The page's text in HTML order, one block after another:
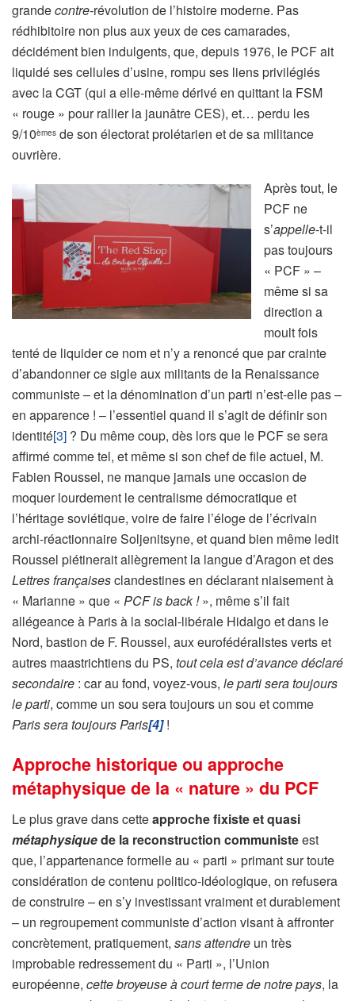
grandecontre-révolution de l’histoire moderne. Pas
rédhibitoire non plus aux yeux de ces camarades,
décidément bien indulgents, que, depuis 1976, le PCF ait
liquidé ses cellules d’usine, rompu ses liens privilégiés
avec la CGT (qui a elle-même dérivé en quittant la FSM
« rouge » pour rallier la jaunâtre CES), et… perdu les
9/10èmes de son électorat prolétarien et de sa militance
ouvrière.
Après tout, le
PCF ne
s’appelle-t-il
pas toujours
« PCF » –
même si sa
direction a
moult fois
tenté de liquider ce nom et n’y a renoncé que par crainte
d’abandonner ce sigle aux militants de la Renaissance
communiste – et la dénomination d’un parti n’est-elle pas –
en apparence ! – l’essentiel quand il s’agit de définir son
identité[3] ? Du même coup, dès lors que le PCF se sera
affirmé comme tel, et même si son chef de file actuel, M.
Fabien Roussel, ne manque jamais une occasion de
moquer lourdement le centralisme démocratique et
l’héritage soviétique, voire de faire l’éloge de l’écrivain
archi-réactionnaire Soljenitsyne, et quand bien même ledit
Roussel piétinerait allègrement la langue d’Aragon et des
Lettres françaisesclandestines en déclarant niaisement à
« Marianne » que « PCF is back !», même s’il fait
allégeance à Paris à la social-libérale Hidalgo et dans le
Nord, bastion de F. Roussel, aux eurofédéralistes verts et
autres maastrichtiens du PS, tout cela est d’avance déclaré
secondaire : car au fond, voyez-vous, le parti sera toujours
le parti, comme un sou sera toujours un sou et comme
Paris sera toujours Paris[4]!
Approche historique ou approche
métaphysique de la « nature » du PCF
Le plus grave dans cetteapproche fixiste et quasi
métaphysiquede la reconstruction communisteest
que, l’appartenance formelle au « parti » primant sur toute
considération de contenu politico-idéologique, on refusera
de construire – en s’y investissant vraiment et durablement
– un regroupement communiste d’action visant à affronter
concrètement, pratiquement, sans attendre un très
improbable redressement du « Parti », l’Union
européenne, cette broyeuse à court terme de notre pays, la